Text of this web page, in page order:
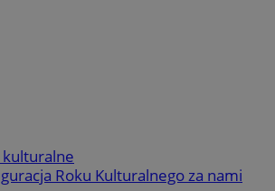
Roku Kulturalnego za nami